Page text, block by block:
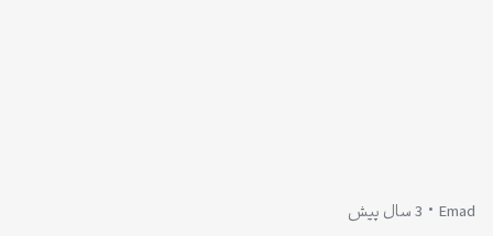
Emad 3 سال پیش